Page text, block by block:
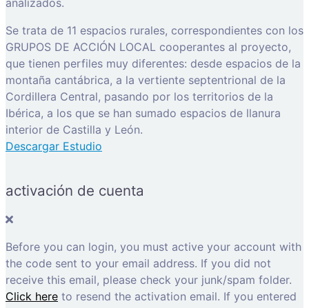
analizados.
Se trata de 11 espacios rurales, correspondientes con los
GRUPOS DE ACCIÓN LOCAL cooperantes al proyecto,
que tienen perfiles muy diferentes: desde espacios de la
montaña cantábrica, a la vertiente septentrional de la
Cordillera Central, pasando por los territorios de la
Ibérica, a los que se han sumado espacios de llanura
interior de Castilla y León.
Descargar Estudio
activación de cuenta
Before you can login, you must active your account with
the code sent to your email address. If you did not
receive this email, please check your junk/spam folder.
Click here to resend the activation email. If you entered